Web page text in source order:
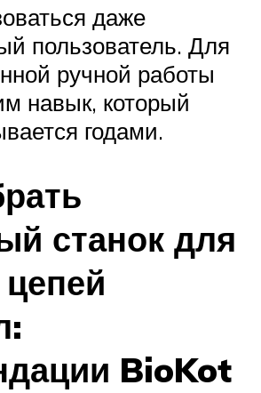
даже
пользователь. Для
ручной работы
навык, который
годами.
станок для
цепей
BioKot